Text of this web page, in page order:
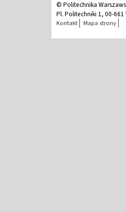
© Politechnika
Pl. Politechniki 1, 00-
Kontakt Mapa strony